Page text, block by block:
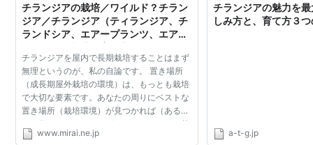
チランジアの栽培／ワイルド？チラン
ジア／チランジア（ティランジア、チ
ランドシア、エアープランツ、エアプ
マイナー植物園
チランジアを屋内で長期栽培することはまず
無理というのが、私の自論です。 置き場所
（成長期屋外栽培の環境）は、もっとも栽培
で大切な要素です。あなたの周りにベストな
置き場所（栽培環境）が見つかれば（あるい
は、作ることができれば）、チランジアの栽
培の８０％は成功したといってよいでしょ
www.mirai.ne.jp
チランジアの魅力を
しみ方と、育て方３
a-t-g.jp